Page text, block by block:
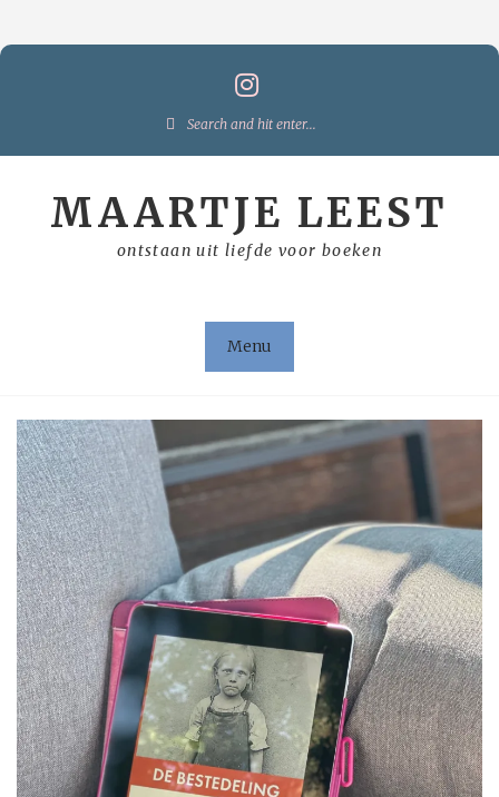
Search
MAARTJE LEEST
ontstaan uit liefde voor boeken
Menu